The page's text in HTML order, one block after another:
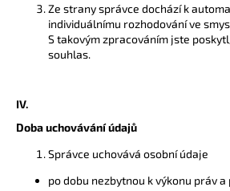
Ze strany správce dochází k
individuálnímu rozhodování ve
S takovým zpracováním jste
souhlas.
IV.
Doba uchovávání údajů
Správce uchovává osobní údaje
po dobu nezbytnou k výkonu práv a